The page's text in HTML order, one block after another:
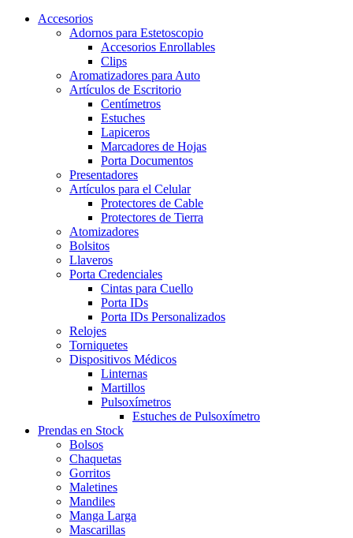
Accesorios
Adornos para Estetoscopio
Accesorios Enrollables
Clips
Aromatizadores para Auto
Artículos de Escritorio
Centímetros
Estuches
Lapiceros
Marcadores de Hojas
Porta Documentos
Presentadores
Artículos para el Celular
Protectores de Cable
Protectores de Tierra
Atomizadores
Bolsitos
Llaveros
Porta Credenciales
Cintas para Cuello
Porta IDs
Porta IDs Personalizados
Relojes
Torniquetes
Dispositivos Médicos
Linternas
Martillos
Pulsoxímetros
Estuches de Pulsoxímetro
Prendas en Stock
Bolsos
Chaquetas
Gorritos
Maletines
Mandiles
Manga Larga
Mascarillas